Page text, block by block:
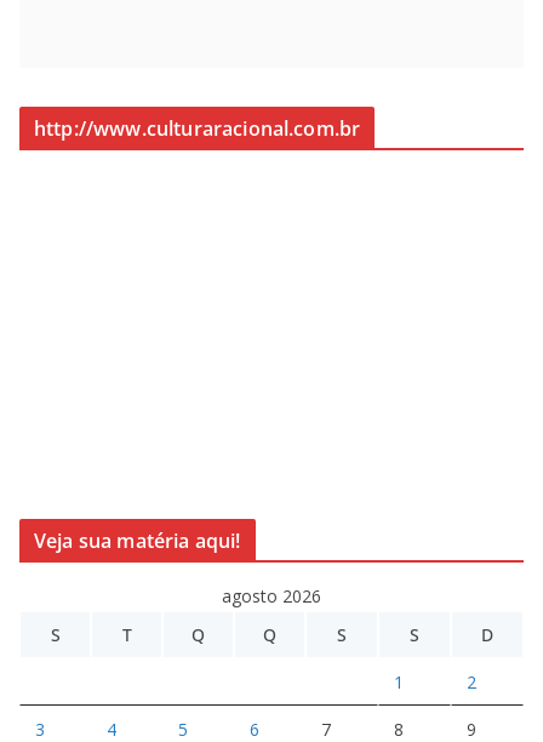
http://www.culturaracional.com.br
Veja sua matéria aqui!
agosto 2026
S
T Q Q S S D
1 2
3 4 5 6 7 8 9